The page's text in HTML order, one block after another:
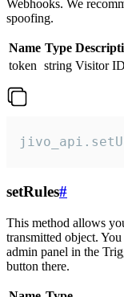
Webhooks. We
spoofing.
Name Type
token string Visitor ID
setRules#
This method allows
transmitted object.
admin panel in the
button there.